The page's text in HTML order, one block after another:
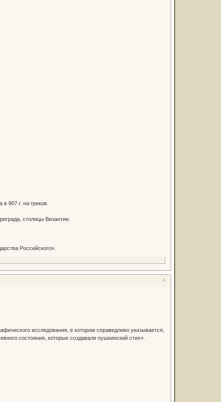
907 г. на греков.
столицы Византии.
Российского».
4
исследования, в котором справедливо указывается,
состояния, которые создавали пушкинский стих».